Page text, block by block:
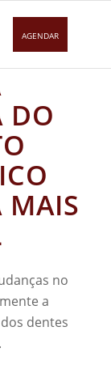
AGENDAR
EM
DO
MAIS
no
a
dentes